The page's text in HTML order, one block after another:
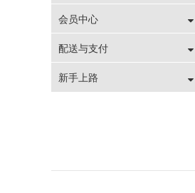
会员中心
配送与支付
新手上路